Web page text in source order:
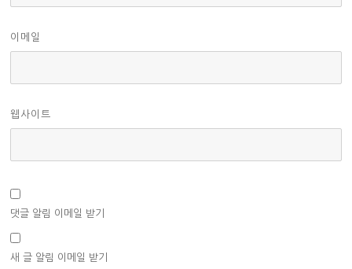
이메일
웹사이트
댓글 알림 이메일 받기
새 글 알림 이메일 받기